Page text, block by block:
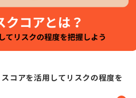
コアを活用してリスクの程度を